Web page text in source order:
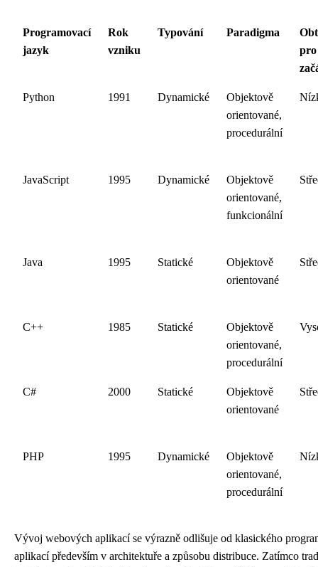
Programovací
jazyk
Rok
vzniku
Typování Paradigma
pro
Python 1991 Dynamické
Objektově
orientované,
procedurální
JavaScript 1995 Dynamické
Objektově
orientované,
funkcionální
Java 1995 Statické
Objektově
orientované
C++ 1985 Statické
Objektově
orientované,
procedurální
C# 2000 Statické
Objektově
orientované
PHP 1995 Dynamické
Objektově
orientované,
procedurální
Vývoj webových aplikací se výrazně odlišuje od klasického
aplikací především v architektuře a způsobu distribuce. Zatímco